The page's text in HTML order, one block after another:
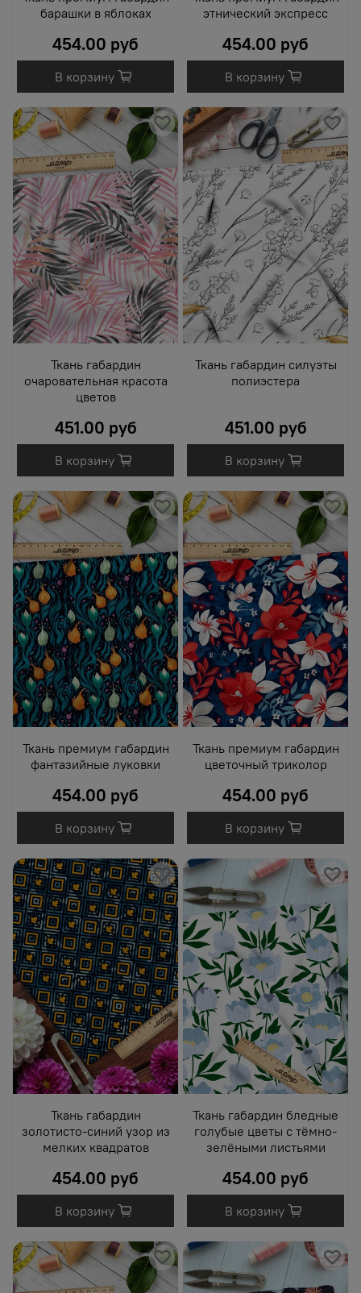
барашки в яблоках
454.00 руб
В корзину
этнический экспресс
454.00 руб
В корзину
Ткань габардин
очаровательная красота
цветов
451.00 руб
В корзину
Ткань габардин силуэты
полиэстера
451.00 руб
В корзину
Ткань премиум габардин
фантазийные луковки
454.00 руб
В корзину
Ткань премиум габардин
цветочный триколор
454.00 руб
В корзину
Ткань габардин
золотисто-синий узор из
мелких квадратов
454.00 руб
В корзину
Ткань габардин бледные
голубые цветы с тёмно-
зелёными листьями
454.00 руб
В корзину